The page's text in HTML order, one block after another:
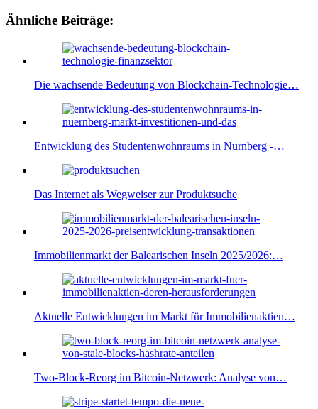
Ähnliche Beiträge:
Die wachsende Bedeutung von Blockchain-Technologie…
Entwicklung des Studentenwohnraums in Nürnberg -…
Das Internet als Wegweiser zur Produktsuche
Immobilienmarkt der Balearischen Inseln 2025/2026:…
Aktuelle Entwicklungen im Markt für Immobilienaktien…
Two-Block-Reorg im Bitcoin-Netzwerk: Analyse von…